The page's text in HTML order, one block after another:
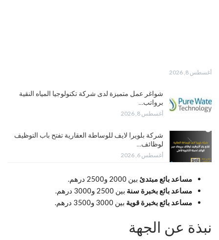
أغسطس 8, 2026
شواغر عمل متميزة لدى شركة تكنولوجيا المياه النقية
برواتب…
أغسطس 8, 2026
شركة بلويرا لايف للوساطة العقارية تفتح باب التوظيف
لوظائف…
أغسطس 6, 2026
مساعد بائع مبتدئ بين 2000 و2500 درهم.
مساعد بائع بخبرة سنة بين 2500 و3000 درهم.
مساعد بائع بخبرة قوية بين 3000 و3500 درهم.
نبذة عن الجهة